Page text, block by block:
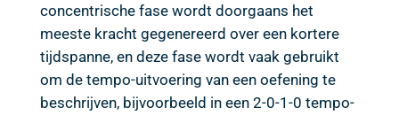
concentrische fase wordt doorgaans het
meeste kracht gegenereerd over een kortere
tijdspanne, en deze fase wordt vaak gebruikt
om de tempo-uitvoering van een oefening te
beschrijven, bijvoorbeeld in een 2-0-1-0 tempo-